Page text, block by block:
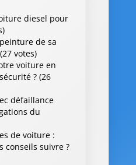
diesel pour
de sa
votes)
voiture en
? (26
défaillance
du
de voiture :
conseils suivre ?